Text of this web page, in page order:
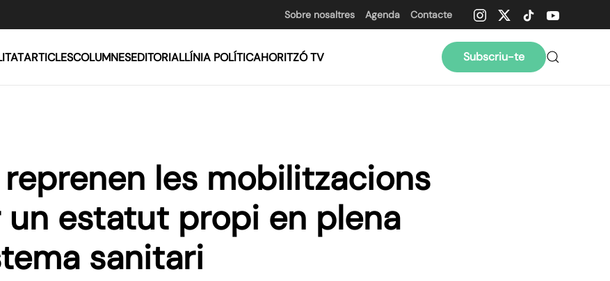
Sobre nosaltres Agenda Contacte
ARTICLESCOLUMNESEDITORIALLÍNIA POLÍTICAHORITZÓ TV Subscriu-te
les mobilitzacions
un estatut propi en plena
sanitari